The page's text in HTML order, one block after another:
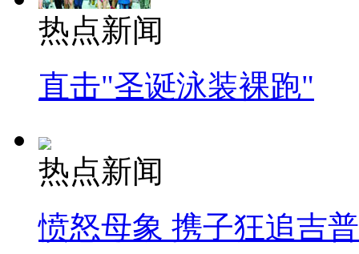
热点新闻
直击"圣诞泳装裸跑"
热点新闻
愤怒母象 携子狂追吉